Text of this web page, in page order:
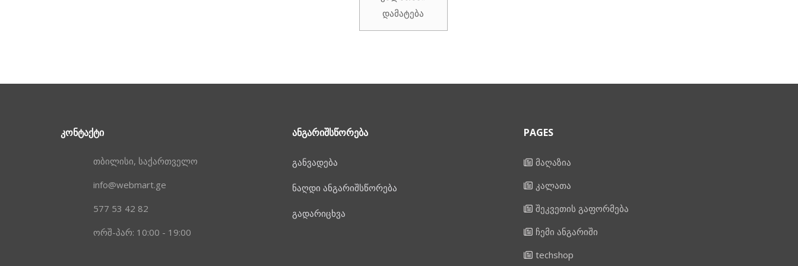
₾349.00.
is:
₾269.00.
დამატება
ᲙᲝᲜᲢᲐᲥᲢᲘ
თბილისი, საქართველო
info@webmart.ge
577 53 42 82
ორშ-პარ: 10:00 - 19:00
ᲐᲜᲒᲐᲠᲘᲨᲡᲬᲝᲠᲔᲑᲐ
განვადება
ნაღდი ანგარიშსწორება
გადარიცხვა
PAGES
მაღაზია
კალათა
შეკვეთის გაფორმება
ჩემი ანგარიში
techshop